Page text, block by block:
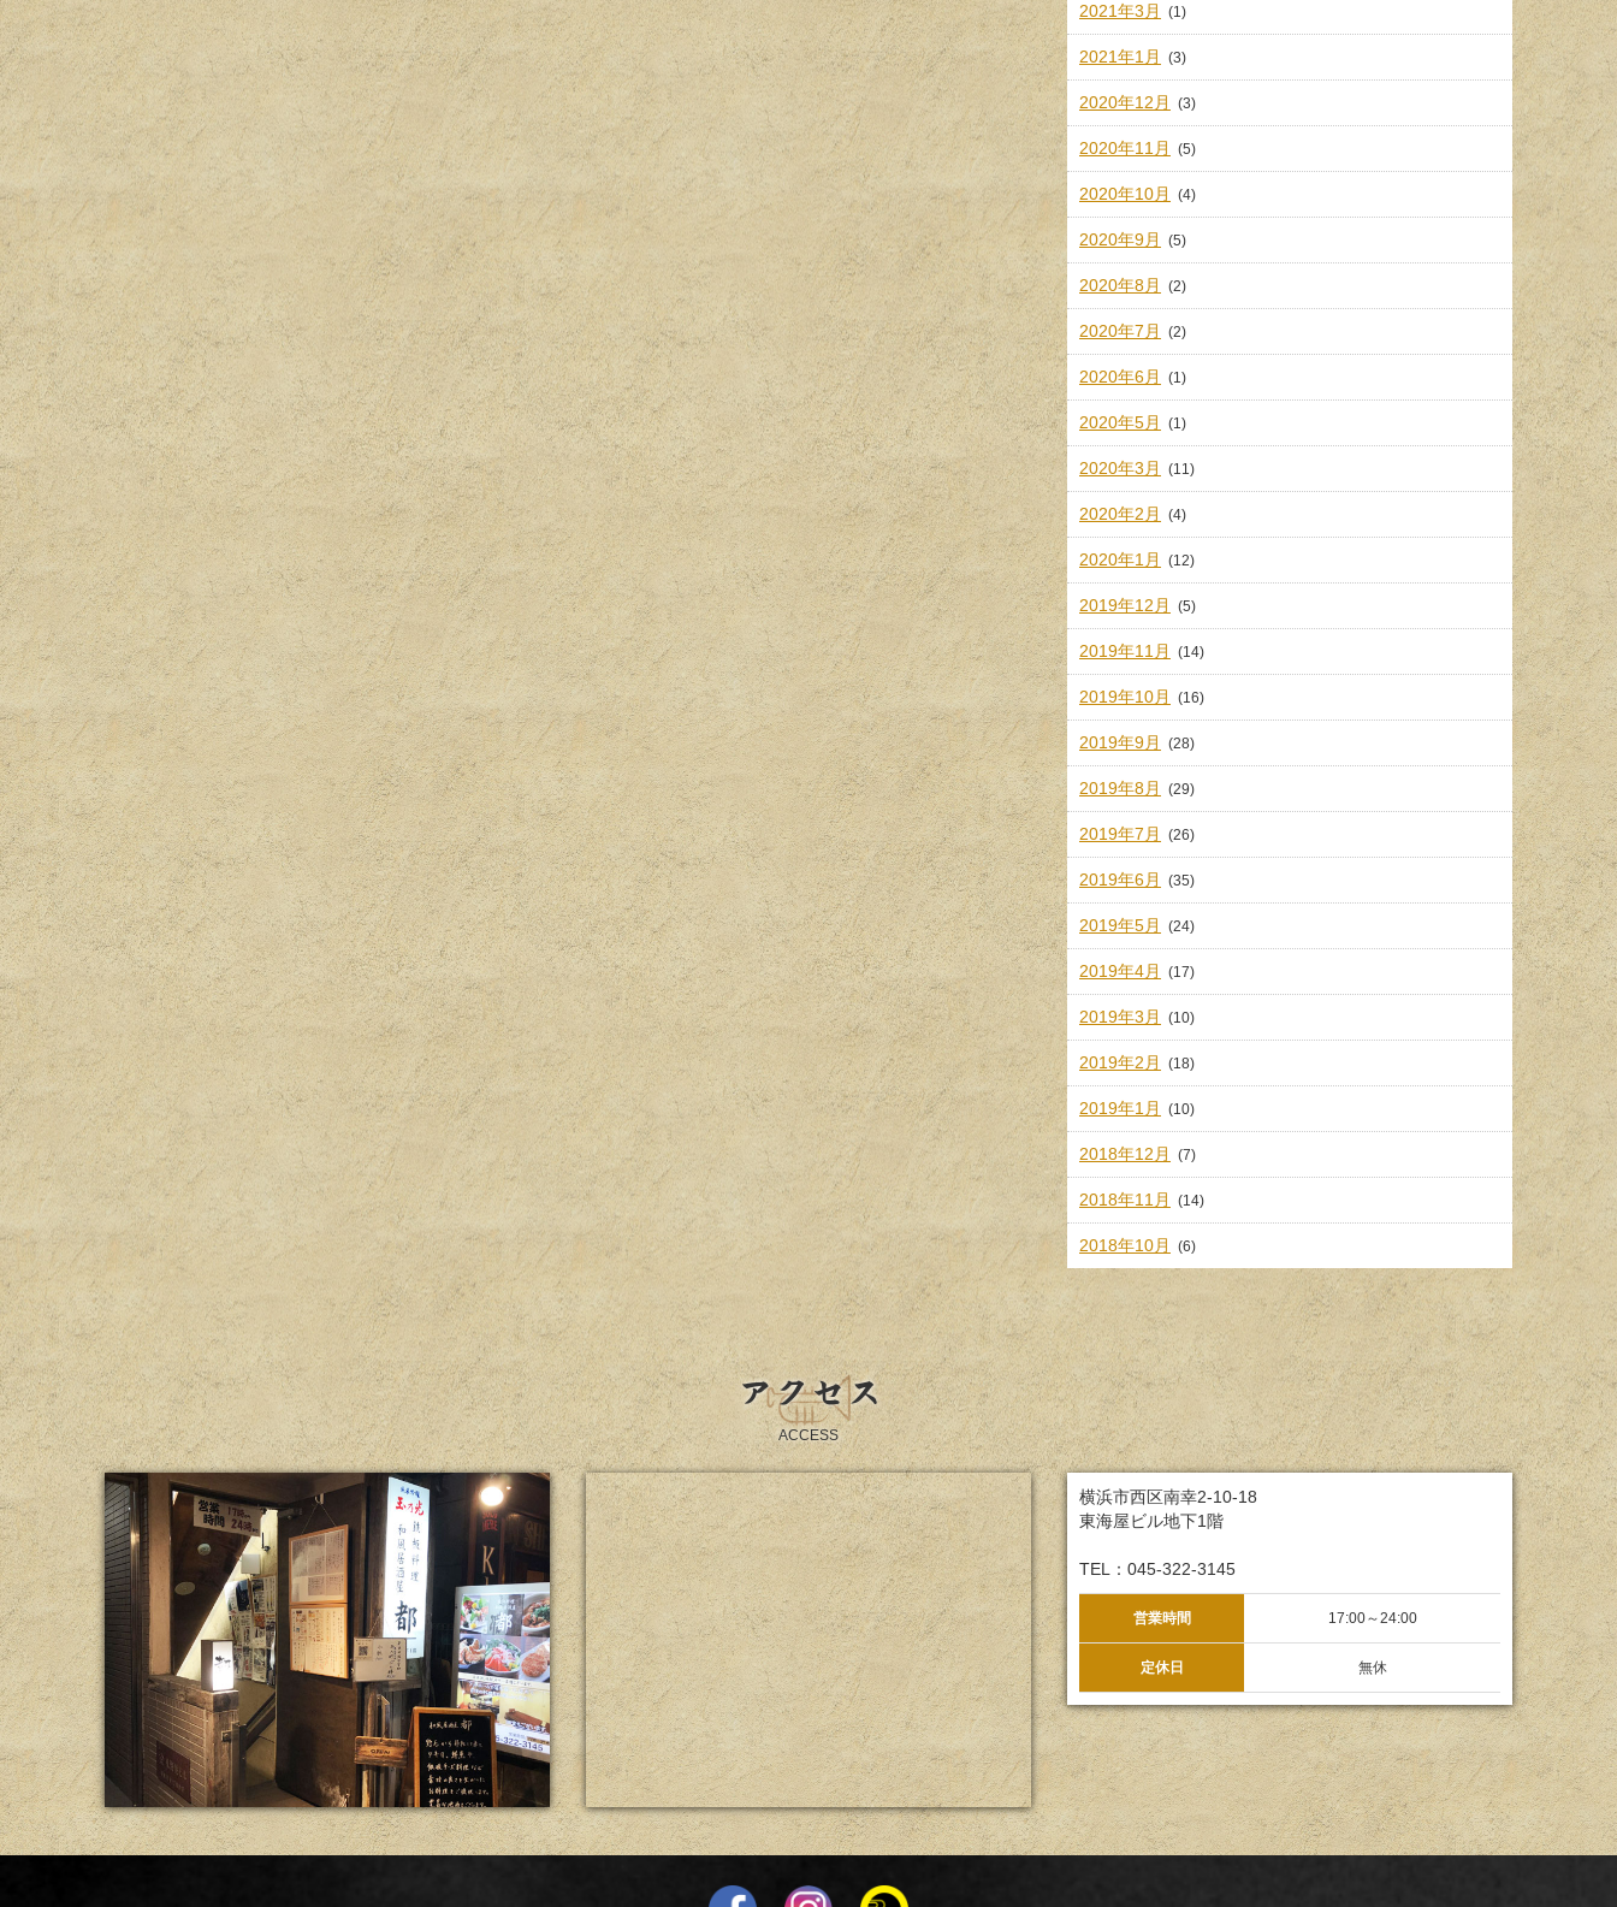
2021年3月 (1)
2021年1月 (3)
2020年12月 (3)
2020年11月 (5)
2020年10月 (4)
2020年9月 (5)
2020年8月 (2)
2020年7月 (2)
2020年6月 (1)
2020年5月 (1)
2020年3月 (11)
2020年2月 (4)
2020年1月 (12)
2019年12月 (5)
2019年11月 (14)
2019年10月 (16)
2019年9月 (28)
2019年8月 (29)
2019年7月 (26)
2019年6月 (35)
2019年5月 (24)
2019年4月 (17)
2019年3月 (10)
2019年2月 (18)
2019年1月 (10)
2018年12月 (7)
2018年11月 (14)
2018年10月 (6)
アクセス
ACCESS
横浜市西区南幸2-10-18
東海屋ビル地下1階
TEL：045-322-3145
営業時間 17:00～24:00
定休日 無休